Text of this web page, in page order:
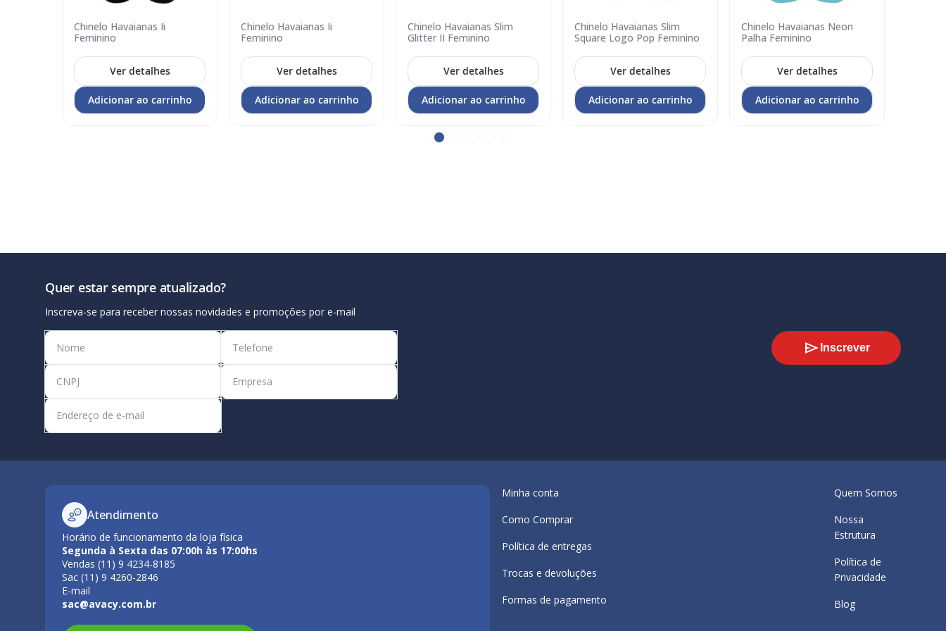
Chinelo Havaianas Ii
Feminino
Adicionar
no
carrinhoVer detalhes
Adicionar ao carrinho
Chinelo Havaianas Ii
Feminino
Adicionar
no
carrinhoVer detalhes
Adicionar ao carrinho
Chinelo Havaianas Slim
Glitter II Feminino
Adicionar
no
carrinhoVer detalhes
Adicionar ao carrinho
Chinelo Havaianas Slim
Square Logo Pop Feminino
Adicionar
no
carrinhoVer detalhes
Adicionar ao carrinho
Chinelo Havaianas Neon
Palha Feminino
Adicionar
no
carrinhoVer detalhes
Adicionar ao carrinho
Quer estar sempre atualizado?
Inscreva-se para receber nossas novidades e promoções por e-mail
Inscrever
Atendimento
Horário de funcionamento da loja física
Segunda à Sexta das 07:00h às 17:00hs
Vendas (11) 9 4234-8185
Sac (11) 9 4260-2846
E-mail
sac@avacy.com.br
Minha conta
Como Comprar
Política de entregas
Trocas e devoluções
Formas de pagamento
Quem Somos
Nossa
Estrutura
Política de
Privacidade
Blog